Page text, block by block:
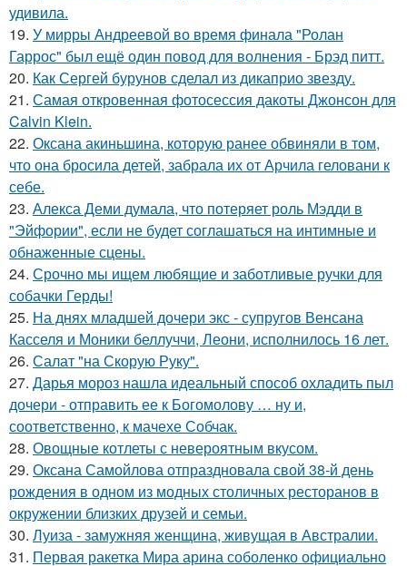
удивила.
19. У мирры Андреевой во время финала "Ролан
Гаррос" был ещё один повод для волнения - Брэд питт.
20. Как Сергей бурунов сделал из дикаприо звезду.
21. Самая откровенная фотосессия дакоты Джонсон для
Calvin Klein.
22. Оксана акиньшина, которую ранее обвиняли в том,
что она бросила детей, забрала их от Арчила геловани к
себе.
23. Алекса Деми думала, что потеряет роль Мэдди в
"Эйфории", если не будет соглашаться на интимные и
обнаженные сцены.
24. Срочно мы ищем любящие и заботливые ручки для
собачки Герды!
25. На днях младшей дочери экс - супругов Венсана
Касселя и Моники беллуччи, Леони, исполнилось 16 лет.
26. Салат "на Скорую Руку".
27. Дарья мороз нашла идеальный способ охладить пыл
дочери - отправить ее к Богомолову … ну и,
соответственно, к мачехе Собчак.
28. Овощные котлеты с невероятным вкусом.
29. Оксана Самойлова отпраздновала свой 38-й день
рождения в одном из модных столичных ресторанов в
окружении близких друзей и семьи.
30. Луиза - замужняя женщина, живущая в Австралии.
31. Первая ракетка Мира арина соболенко официально